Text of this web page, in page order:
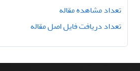
تعداد مشاهده مقاله
تعداد دریافت فایل اصل مقاله